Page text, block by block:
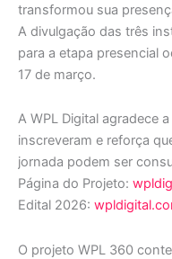
transformou sua
A divulgação das três
para a etapa presencial
17 de março.
A WPL Digital agradece
inscreveram e reforça
jornada podem ser
Página do Projeto:
Edital 2026:
O projeto WPL 360